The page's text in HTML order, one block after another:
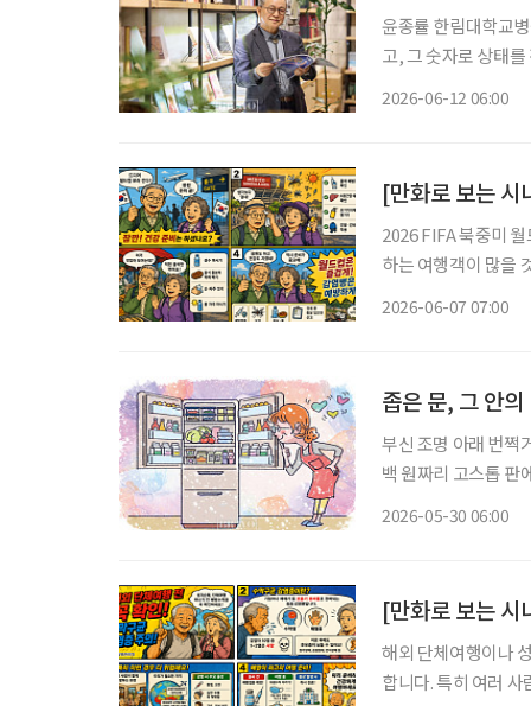
윤종률 한림대학교병원 명예
고, 그 숫자로 상태
2026-06-12 06:00
[만화로 보는 시
2026 FIFA 북중미
하는 여행객이 많을 것으로 예상됩니다. 질병
2026-06-07 07:00
좁은 문, 그 안
부신 조명 아래 번쩍
백 원짜리 고스톱 판
2026-05-30 06:00
해외 단체여행이나
합니다. 특히 여러